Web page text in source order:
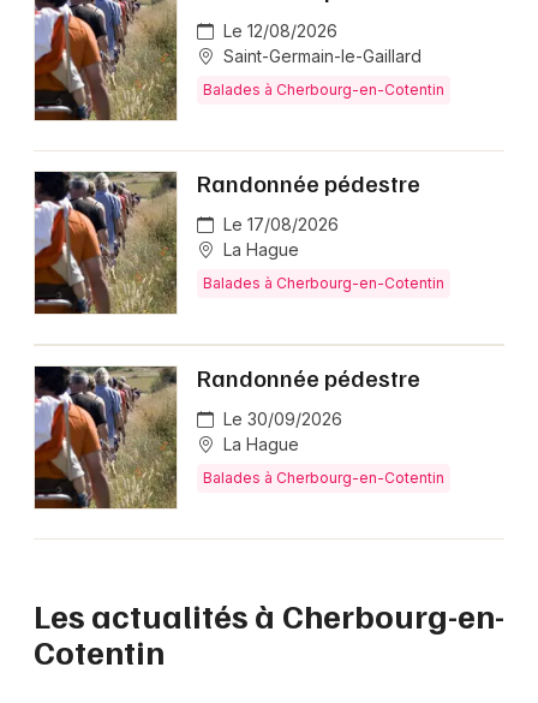
Le 12/08/2026
Saint-Germain-le-Gaillard
Balades à Cherbourg-en-Cotentin
Randonnée pédestre
Le 17/08/2026
La Hague
Balades à Cherbourg-en-Cotentin
Randonnée pédestre
Le 30/09/2026
La Hague
Balades à Cherbourg-en-Cotentin
Les actualités à Cherbourg-en-
Cotentin